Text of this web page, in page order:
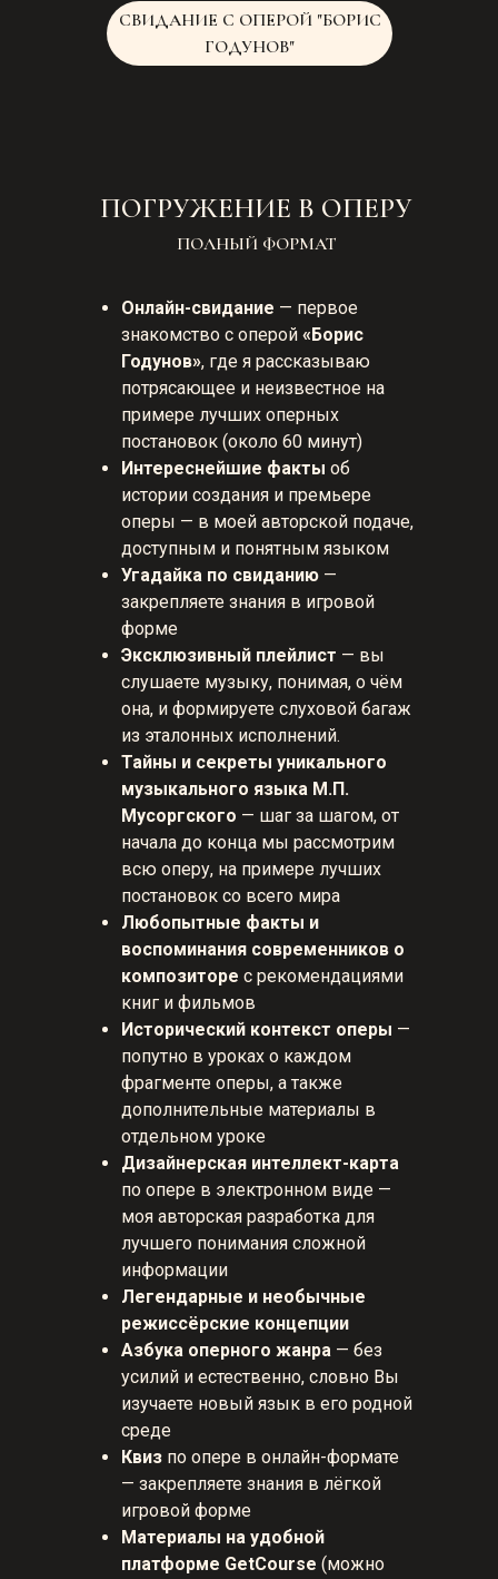
ПОГРУЖЕНИЕ В ОПЕРУ
Онлайн-свидание — первое
знакомство с оперой «Борис
Годунов», где я рассказываю
потрясающее и неизвестное на
примере лучших оперных
постановок (около 60 минут)
Интереснейшие факты об
истории создания и премьере
оперы — в моей авторской подаче,
доступным и понятным языком
Угадайка по свиданию —
закрепляете знания в игровой
форме
Эксклюзивный плейлист — вы
слушаете музыку, понимая, о чём
она, и формируете слуховой багаж
из эталонных исполнений.
Тайны и секреты уникального
музыкального языка М.П.
Мусоргского — шаг за шагом, от
начала до конца мы рассмотрим
всю оперу, на примере лучших
постановок со всего мира
Любопытные факты и
воспоминания современников о
композиторе с рекомендациями
книг и фильмов
Исторический контекст оперы —
попутно в уроках о каждом
фрагменте оперы, а также
дополнительные материалы в
отдельном уроке
Дизайнерская интеллект-карта
по опере в электронном виде —
моя авторская разработка для
лучшего понимания сложной
информации
Легендарные и необычные
режиссёрские концепции
Азбука оперного жанра — без
усилий и естественно, словно Вы
изучаете новый язык в его родной
среде
Квиз по опере в онлайн-формате
— закрепляете знания в лёгкой
игровой форме
Материалы на удобной
платформе GetCourse (можно
СВИДАНИЕ С ОПЕРОЙ "БОРИС
ГОДУНОВ"
ПОЛНЫЙ ФОРМАТ